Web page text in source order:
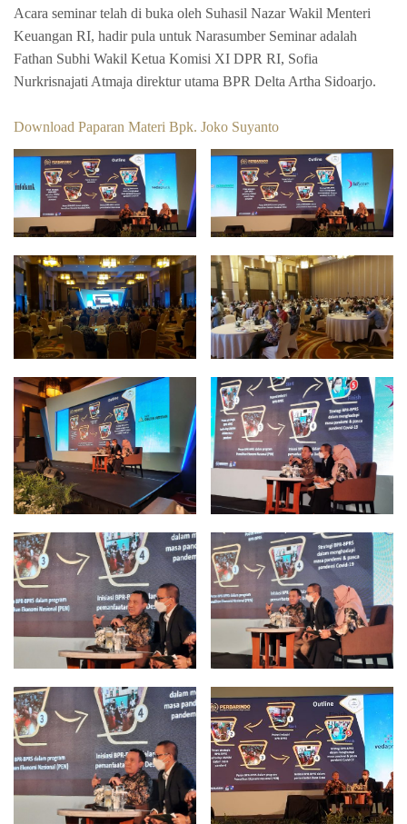
Acara seminar telah di buka oleh Suhasil Nazar Wakil Menteri
Keuangan RI, hadir pula untuk Narasumber Seminar adalah
Fathan Subhi Wakil Ketua Komisi XI DPR RI, Sofia
Nurkrisnajati Atmaja direktur utama BPR Delta Artha Sidoarjo.
Download Paparan Materi Bpk. Joko Suyanto